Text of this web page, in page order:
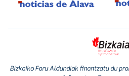
Bizkaiko Foru Aldundiak finantzatu du